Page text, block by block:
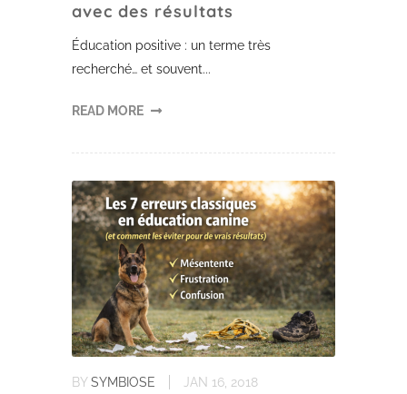
avec des résultats
Éducation positive : un terme très
recherché… et souvent...
READ MORE
BYSYMBIOSE JAN 16, 2018